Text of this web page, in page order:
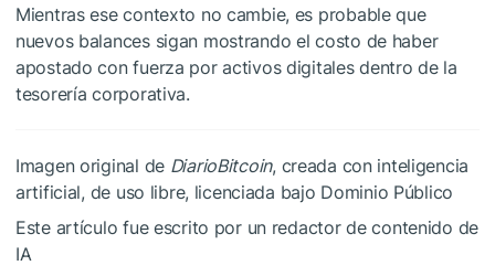
Mientras ese contexto no cambie, es probable que
nuevos balances sigan mostrando el costo de haber
apostado con fuerza por activos digitales dentro de la
tesorería corporativa.
Imagen original de DiarioBitcoin, creada con inteligencia
artificial, de uso libre, licenciada bajo Dominio Público
Este artículo fue escrito por un redactor de contenido de
IA